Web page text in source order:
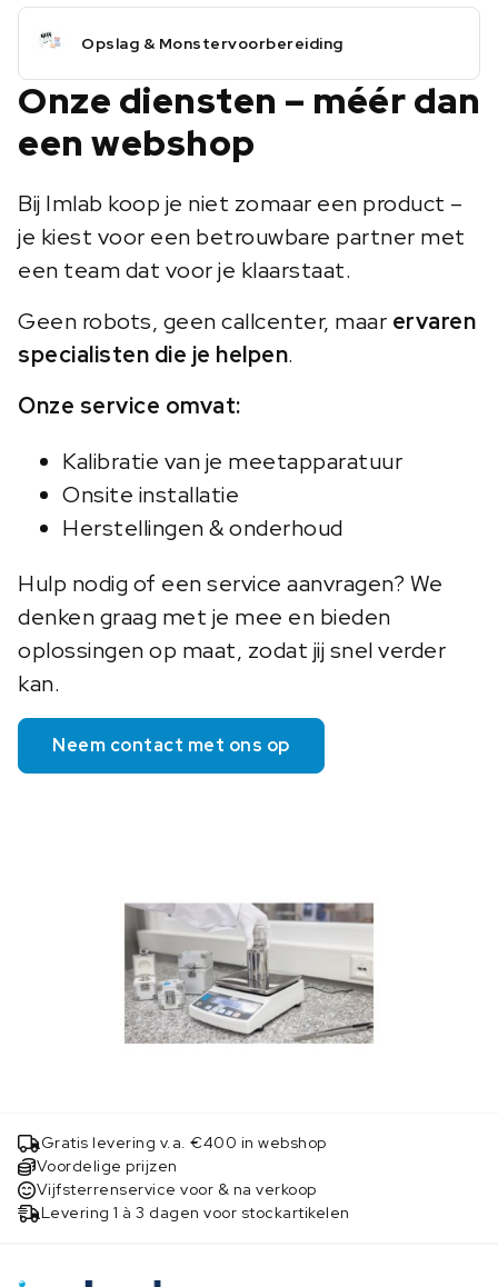
Opslag & Monstervoorbereiding
Onze diensten – méér dan
een webshop
Bij Imlab koop je niet zomaar een product –
je kiest voor een betrouwbare partner met
een team dat voor je klaarstaat.
Geen robots, geen callcenter, maar ervaren
specialisten die je helpen.
Onze service omvat:
Kalibratie van je meetapparatuur
Onsite installatie
Herstellingen & onderhoud
Hulp nodig of een service aanvragen? We
denken graag met je mee en bieden
oplossingen op maat, zodat jij snel verder
kan.
Neem contact met ons op
Gratis levering v.a. €400 in webshop
Voordelige prijzen
Vijfsterrenservice voor & na verkoop
Levering 1 à 3 dagen voor stockartikelen